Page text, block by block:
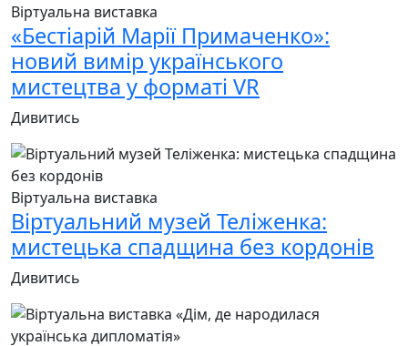
Віртуальна виставка
«Бестіарій Марії Примаченко»:
новий вимір українського
мистецтва у форматі VR
Дивитись
Віртуальна виставка
Віртуальний музей Теліженка:
мистецька спадщина без кордонів
Дивитись